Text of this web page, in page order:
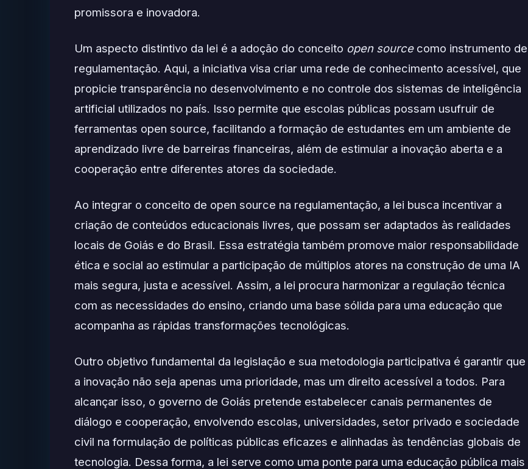
promissora e inovadora.
Um aspecto distintivo da lei é a adoção do conceito open sourcecomo instrumento de
regulamentação. Aqui, a iniciativa visa criar uma rede de conhecimento acessível, que
propicie transparência no desenvolvimento e no controle dos sistemas de inteligência
artificial utilizados no país. Isso permite que escolas públicas possam usufruir de
ferramentas open source, facilitando a formação de estudantes em um ambiente de
aprendizado livre de barreiras financeiras, além de estimular a inovação aberta e a
cooperação entre diferentes atores da sociedade.
Ao integrar o conceito de open source na regulamentação, a lei busca incentivar a
criação de conteúdos educacionais livres, que possam ser adaptados às realidades
locais de Goiás e do Brasil. Essa estratégia também promove maior responsabilidade
ética e social ao estimular a participação de múltiplos atores na construção de uma IA
mais segura, justa e acessível. Assim, a lei procura harmonizar a regulação técnica
com as necessidades do ensino, criando uma base sólida para uma educação que
acompanha as rápidas transformações tecnológicas.
Outro objetivo fundamental da legislação e sua metodologia participativa é garantir que
a inovação não seja apenas uma prioridade, mas um direito acessível a todos. Para
alcançar isso, o governo de Goiás pretende estabelecer canais permanentes de
diálogo e cooperação, envolvendo escolas, universidades, setor privado e sociedade
civil na formulação de políticas públicas eficazes e alinhadas às tendências globais de
tecnologia. Dessa forma, a lei serve como uma ponte para uma educação pública mais